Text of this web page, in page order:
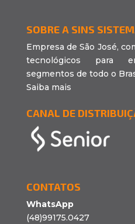
SOBRE A SINS
Empresa de São José,
tecnológicos para
segmentos de todo o
Saiba mais
CANAL DE
CONTATOS
WhatsApp
(48)99175.0427